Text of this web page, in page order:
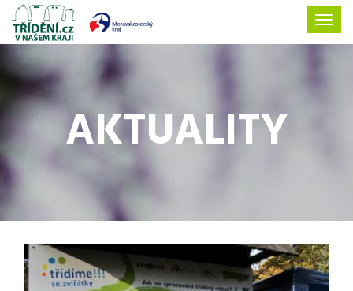
AKTUALITY